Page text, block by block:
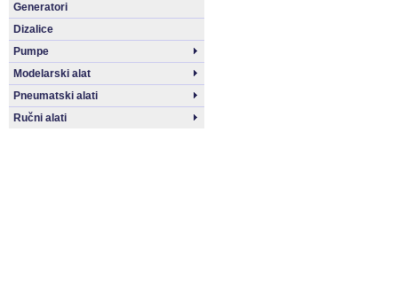
Generatori
Dizalice
Pumpe
Modelarski alat
Pneumatski alati
Ručni alati